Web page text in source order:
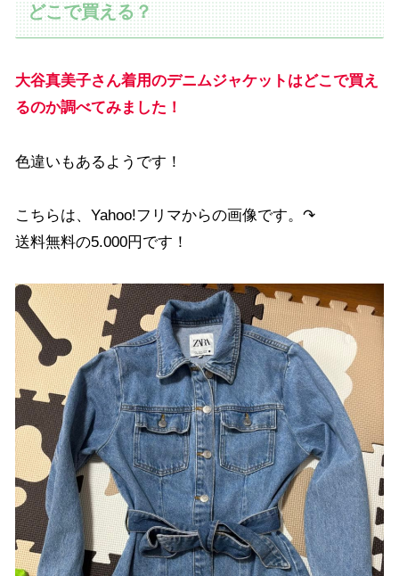
どこで買える？
大谷真美子さん着用のデニムジャケットはどこで買え
るのか調べてみました！
色違いもあるようです！
こちらは、Yahoo!フリマからの画像です。↷
送料無料の5.000円です！